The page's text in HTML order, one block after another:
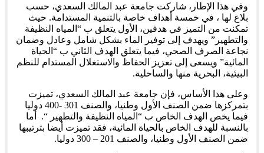
وفي هذا الإطار، شاركت جامعة عبد المالك السعدي، حسب
بلاغ لها ، في خمسة أهداف خاصة بالتنمية المستدامة. حيث
تمكنت من التميز في هدفين، الأول يتعلق ب “المياه النظيفة
والتطهير” ويهدف إلى توفير الماء بشكل شامل وعادل وضمان
نجاعة الصرف الصحي، فيما يتعلق الهدف الثاني ب “الحياة
المائية” ويسعى إلى تعزيز الحفاظ والاستغلال المستدام للنظم
البيئية، البحرية منها والساحلية.
وعلى هذا الأساس، فإن جامعة عبد المالك السعدي، تميزت
بتمركزها ضمن الصنف الأول وطنيا، والصنف 301 -400 دوليا
فيما يخص الهدف الخاص ب “المياه النظيفة والتطهير “. أما
بالنسبة للهدف الخاص بالحياة المائية، فقد تميزت أيضا بترتيبها
ضمن الصنف الأول وطنيا، والصنف 201 – 300 دوليا.